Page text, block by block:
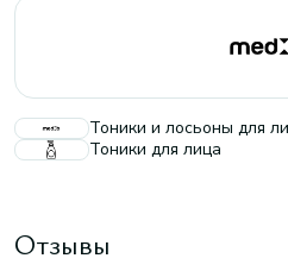
Тоники и лосьоны для
Тоники для лица
Отзывы